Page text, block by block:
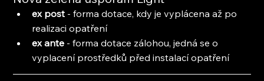
ex post - forma dotace, kdy je vyplácena až po
realizaci opatření
ex ante - forma dotace zálohou, jedná se o
vyplacení prostředků před instalací opatření